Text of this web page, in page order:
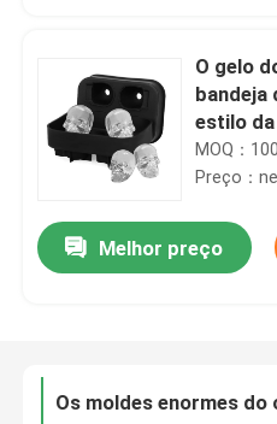
Casa
Sobre nós
O gelo
bandeja
estilo
do gelo
MOQ：
Preço：
Melhor preço